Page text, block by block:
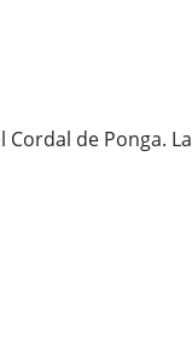
de Ponga. La